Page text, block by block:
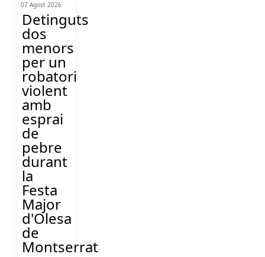
07 Agost 2026
Detinguts
dos
menors
per un
robatori
violent
amb
esprai
de
pebre
durant
la
Festa
Major
d'Olesa
de
Montserrat